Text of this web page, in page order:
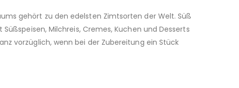
gehört zu den edelsten Zimtsorten der Welt. Süß
Milchreis, Cremes, Kuchen und Desserts
vorzüglich, wenn bei der Zubereitung ein Stück